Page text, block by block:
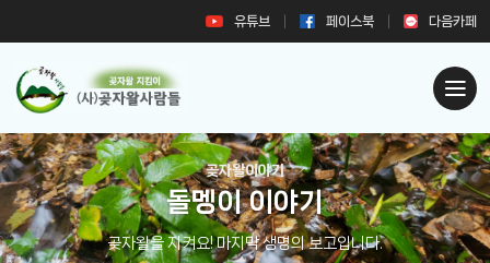
유튜브 페이스북 다음카페
곶자왈이야기
돌멩이 이야기
곶자왈을 지켜요! 마지막 생명의 보고입니다.